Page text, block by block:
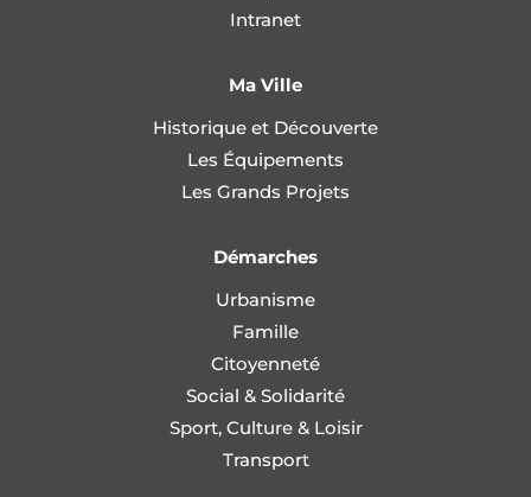
Intranet
Ma Ville
Historique et Découverte
Les Équipements
Les Grands Projets
Démarches
Urbanisme
Famille
Citoyenneté
Social & Solidarité
Sport, Culture & Loisir
Transport